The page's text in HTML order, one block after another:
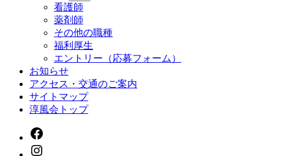
ブ
メ
ニ
ュ
ー
を
示
看護師
薬剤師
その他の職種
福利厚生
エントリー（応募フォーム）
お知らせ
アクセス・交通のご案内
サイトマップ
淳風会トップ